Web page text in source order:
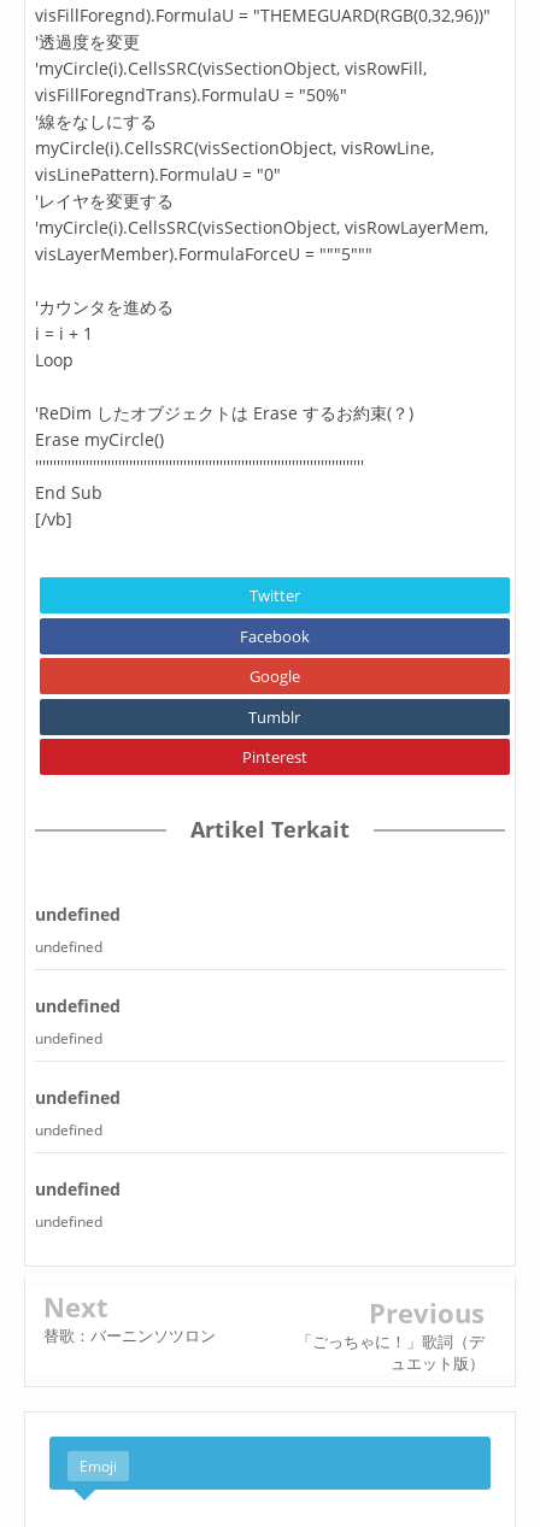
visFillForegnd).FormulaU = "THEMEGUARD(RGB(0,32,96))"
'透過度を変更
'myCircle(i).CellsSRC(visSectionObject, visRowFill,
visFillForegndTrans).FormulaU = "50%"
'線をなしにする
myCircle(i).CellsSRC(visSectionObject, visRowLine,
visLinePattern).FormulaU = "0"
'レイヤを変更する
'myCircle(i).CellsSRC(visSectionObject, visRowLayerMem,
visLayerMember).FormulaForceU = """5"""
'カウンタを進める
i = i + 1
Loop
'ReDim したオブジェクトは Erase するお約束(？)
Erase myCircle()
'''''''''''''''''''''''''''''''''''''''''''''''''''''''''''''''''''''''''''''''''''''''''''
End Sub
[/vb]
Twitter
Facebook
Google
Tumblr
Pinterest
Artikel Terkait
undefined
undefined
undefined
undefined
undefined
undefined
undefined
undefined
Next
替歌：バーニンソツロン
Previous
「ごっちゃに！」歌詞（デ
ュエット版）
Emoji